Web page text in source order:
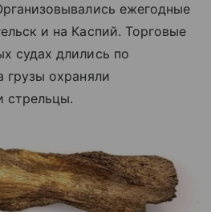
ежегодные
и на Каспий. Торговые
судах длились по
грузы охраняли
стрельцы.